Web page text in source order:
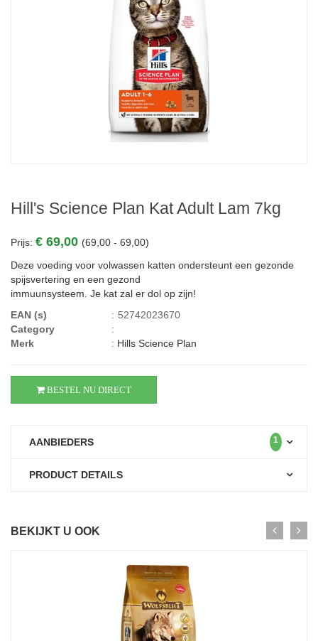
Hill's Science Plan Kat Adult Lam 7kg
Prijs: € 69,00 (69,00 - 69,00)
Deze voeding voor volwassen katten ondersteunt een gezonde
spijsvertering en een gezond
immuunsysteem. Je kat zal er dol op zijn!
EAN (s)
: 52742023670
Category
:
Merk
: Hills Science Plan
BESTEL NU DIRECT
AANBIEDERS 1
PRODUCT DETAILS
BEKIJKT U OOK